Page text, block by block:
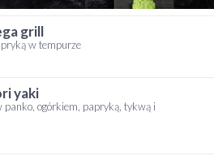
grill
w tempurze
yaki
ogórkiem, papryką, tykwą i